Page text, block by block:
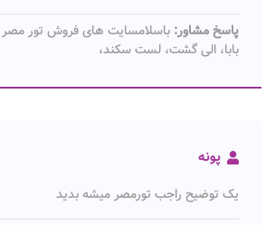
پاسخ مشاور: باسلامسایت های فروش تور مصر
بابا، ‎الی گشت، لست سکند،
پونه
یک توضیح راجب تورمصر میشه بدید